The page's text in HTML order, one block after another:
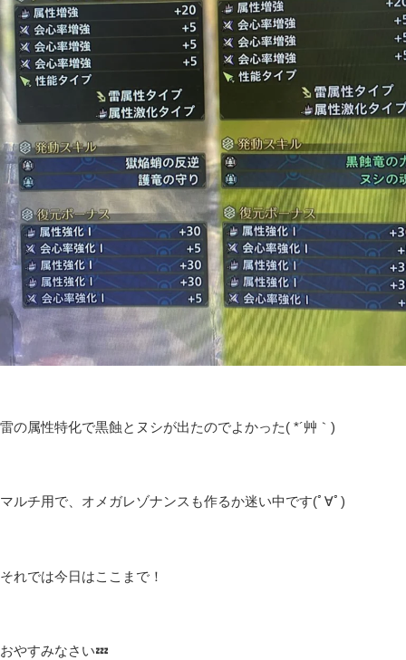
雷の属性特化で黒蝕とヌシが出たのでよかった( *´艸｀)
マルチ用で、オメガレゾナンスも作るか迷い中です(ﾟ∀ﾟ)
それでは今日はここまで！
おやすみなさい💤